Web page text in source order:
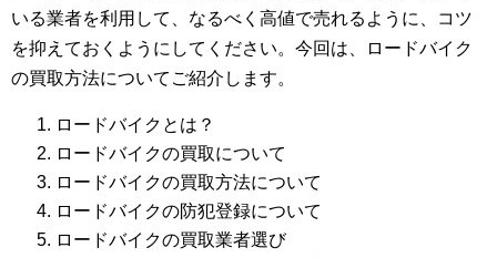
いる業者を利用して、なるべく高値で売れるように、コツ
を抑えておくようにしてください。今回は、ロードバイク
の買取方法についてご紹介します。
ロードバイクとは？
ロードバイクの買取について
ロードバイクの買取方法について
ロードバイクの防犯登録について
ロードバイクの買取業者選び